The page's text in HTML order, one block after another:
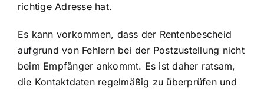
richtige Adresse hat.
Es kann vorkommen, dass der Rentenbescheid
aufgrund von Fehlern bei der Postzustellung nicht
beim Empfänger ankommt. Es ist daher ratsam,
die Kontaktdaten regelmäßig zu überprüfen und